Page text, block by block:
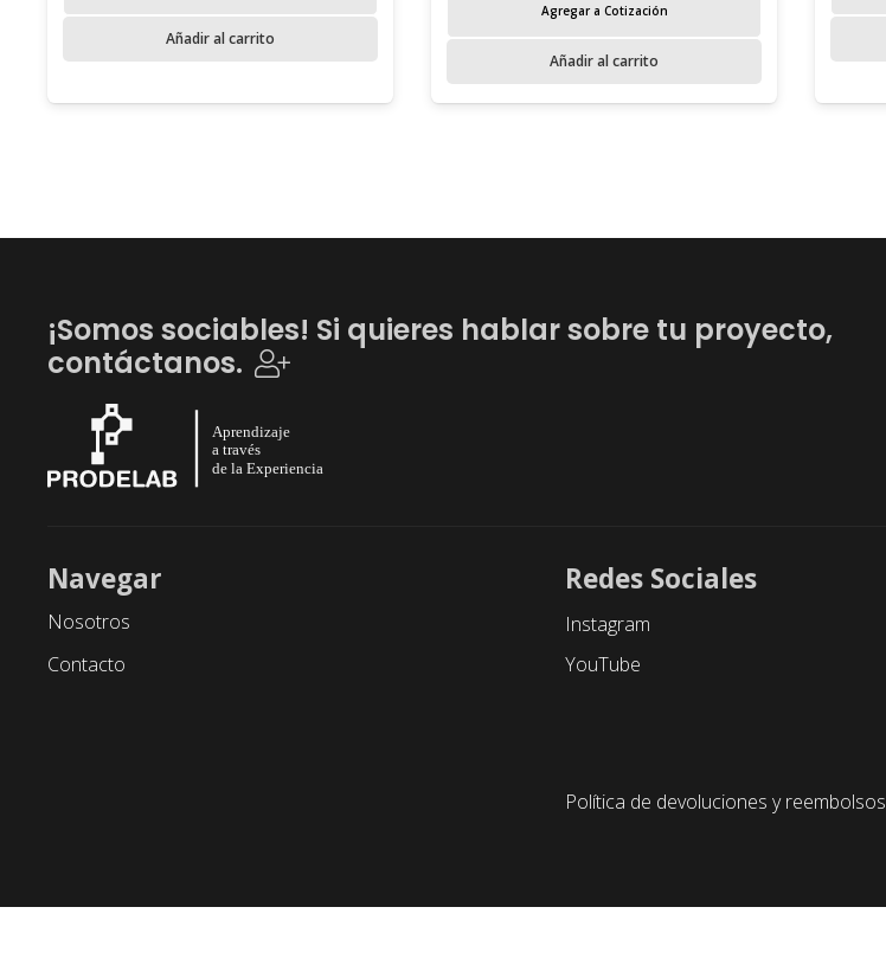
Añadir al carrito
Agregar a Cotización
Añadir al carrito
¡Somos sociables! Si quieres hablar sobre tu proyecto,
contáctanos.
Navegar
Nosotros
Contacto
Redes Sociales
Instagram
YouTube
Política de devoluciones y reembolsos